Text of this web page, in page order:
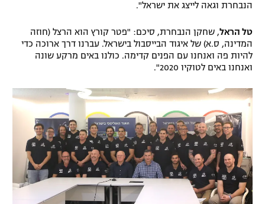
הנבחרת וגאה לייצג את ישראל".
טל הראל, שחקן הנבחרת, סיכם: "פטר קורץ הוא הרצל (חוזה
המדינה, ס.א) של איגוד הבייסבול בישראל. עברנו דרך ארוכה כדי
להיות פה ואנחנו עם הפנים קדימה. כולנו באים מרקע שונה
ואנחנו באים לטוקיו 2020".